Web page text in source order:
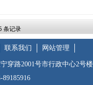
条记录
联系我们 网站管理
穿路2001号市行政中心2号楼